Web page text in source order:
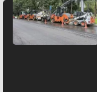
Выбор